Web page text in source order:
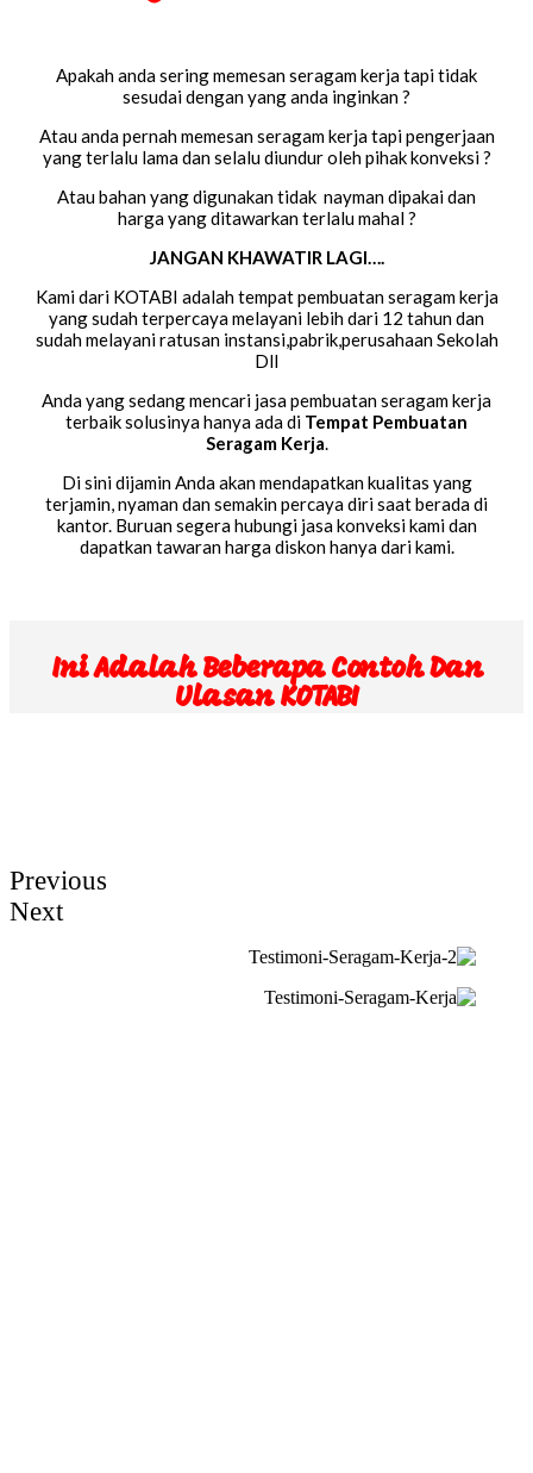
Apakah anda sering memesan seragam kerja tapi tidak
sesudai dengan yang anda inginkan ?
Atau anda pernah memesan seragam kerja tapi pengerjaan
yang terlalu lama dan selalu diundur oleh pihak konveksi ?
Atau bahan yang digunakan tidak nayman dipakai dan
harga yang ditawarkan terlalu mahal ?
JANGAN KHAWATIR LAGI….
Kami dari KOTABI adalah tempat pembuatan seragam kerja
yang sudah terpercaya melayani lebih dari 12 tahun dan
sudah melayani ratusan instansi,pabrik,perusahaan Sekolah
Dll
Anda yang sedang mencari jasa pembuatan seragam kerja
terbaik solusinya hanya ada di Tempat Pembuatan
Seragam Kerja.
Di sini dijamin Anda akan mendapatkan kualitas yang
terjamin, nyaman dan semakin percaya diri saat berada di
kantor. Buruan segera hubungi jasa konveksi kami dan
dapatkan tawaran harga diskon hanya dari kami.
Ini Adalah Beberapa Contoh Dan
Ulasan KOTABI
Previous
Next